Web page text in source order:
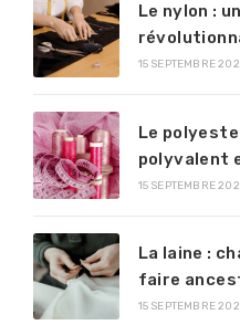
Le nylon :
15 SEPTEMBRE
Le
polyvalent
15 SEPTEMBRE
La laine :
faire
15 SEPTEMBRE